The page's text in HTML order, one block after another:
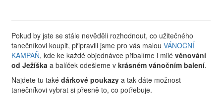
Pokud by jste se stále nevěděli rozhodnout, co užitečného
tanečníkovi koupit, připravili jsme pro vás malou VÁNOČNÍ
KAMPAŇ, kde ke každé objednávce přibalíme i milé věnování
od Ježíška a balíček odešleme v krásném vánočním balení.
Najdete tu také dárkové poukazy a tak dáte možnost
tanečníkovi vybrat si přesně to, co potřebuje.